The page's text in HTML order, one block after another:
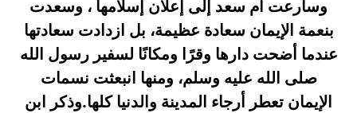
وسارعت أم سعد إلى إعلان إسلامها ، وسعدت
بنعمة الإيمان سعادة عظيمة، بل ازدادت سعادتها
عندما أضحت دارها وقرًا ومكانًا لسفير رسول الله
صلى الله عليه وسلم، ومنها انبعثت نسمات
الإيمان تعطر أرجاء المدينة والدنيا كلها.وذكر ابن